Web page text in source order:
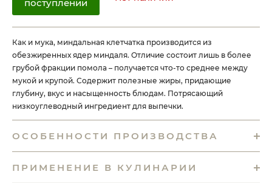
Как и мука, миндальная клетчатка производится из
обезжиренных ядер миндаля. Отличие состоит лишь в более
грубой фракции помола – получается что-то среднее между
мукой и крупой. Содержит полезные жиры, придающие
глубину, вкус и насыщенность блюдам. Потрясающий
низкоуглеводный ингредиент для выпечки.
ОСОБЕННОСТИ ПРОИЗВОДСТВА
ПРИМЕНЕНИЕ В КУЛИНАРИИ
поступлении